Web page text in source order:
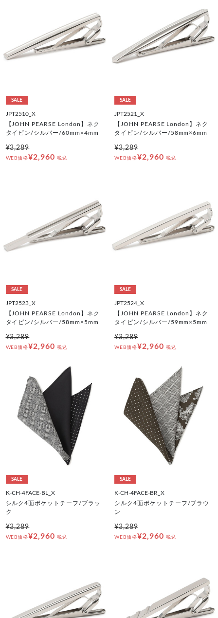
SALE
JPT2510_X
【JOHN PEARSE London】ネク
タイピン/シルバー/60mm×4mm
¥3,289
WEB価格¥2,960 税込
SALE
JPT2521_X
【JOHN PEARSE London】ネク
タイピン/シルバー/58mm×6mm
¥3,289
WEB価格¥2,960 税込
SALE
JPT2523_X
【JOHN PEARSE London】ネク
タイピン/シルバー/58mm×5mm
¥3,289
WEB価格¥2,960 税込
SALE
JPT2524_X
【JOHN PEARSE London】ネク
タイピン/シルバー/59mm×5mm
¥3,289
WEB価格¥2,960 税込
SALE
K-CH-4FACE-BL_X
シルク4面ポケットチーフ/ブラッ
ク
¥3,289
WEB価格¥2,960 税込
SALE
K-CH-4FACE-BR_X
シルク4面ポケットチーフ/ブラウ
ン
¥3,289
WEB価格¥2,960 税込